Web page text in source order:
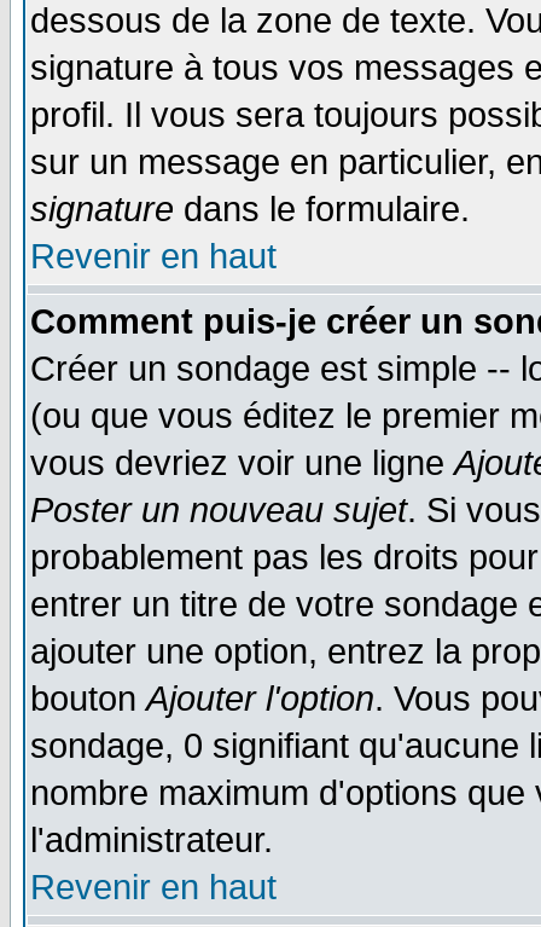
dessous de la zone de texte.
signature à tous vos messages
profil. Il vous sera toujours
sur un message en particulier,
signature dans le formulaire.
Revenir en haut
Comment puis-je créer un
Créer un sondage est simple --
(ou que vous éditez le premier
vous devriez voir une ligne
Poster un nouveau sujet. Si
probablement pas les droits
entrer un titre de votre sondage
ajouter une option, entrez la
boutonAjouter l'option. Vous
sondage, 0 signifiant qu'aucune
nombre maximum d'options
l'administrateur.
Revenir en haut